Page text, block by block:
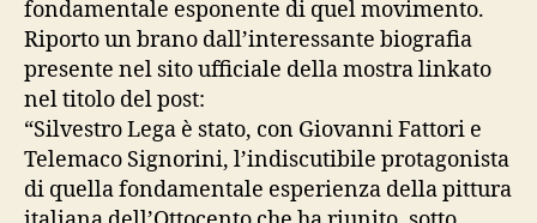
fondamentale esponente di quel movimento.
Riporto un brano dall’interessante biografia
presente nel sito ufficiale della mostra linkato
nel titolo del post:
“Silvestro Lega è stato, con Giovanni Fattori e
Telemaco Signorini, l’indiscutibile protagonista
di quella fondamentale esperienza della pittura